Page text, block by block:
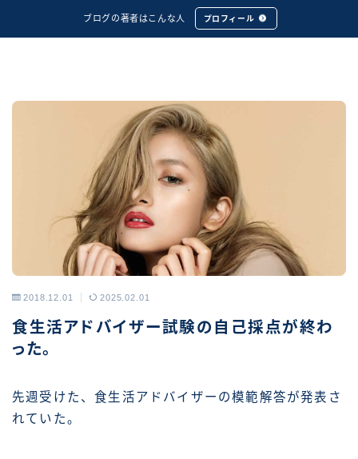
ブログの著者はこんな人 プロフィール
2018.12.01 2025.02.01
食生活アドバイザー試験の自己採点が終わ
った。
先週受けた、食生活アドバイザーの模範解答が発表さ
れていた。